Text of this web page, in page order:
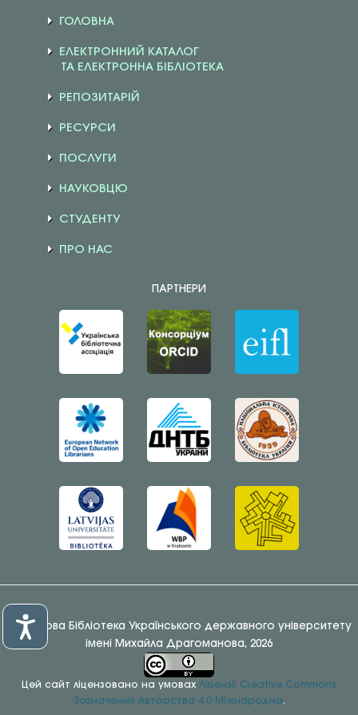
ГОЛОВНА
ЕЛЕКТРОННИЙ КАТАЛОГ
ТА ЕЛЕКТРОННА БІБЛІОТЕКА
РЕПОЗИТАРІЙ
РЕСУРСИ
ПОСЛУГИ
НАУКОВЦЮ
СТУДЕНТУ
ПРО НАС
ПАРТНЕРИ
© Наукова Бібліотека Українського державного університету
імені Михайла Драгоманова, 2026
Цей сайт ліцензовано на умовах Ліцензії Creative Commons
Зазначення Авторства 4.0 Міжнародна.